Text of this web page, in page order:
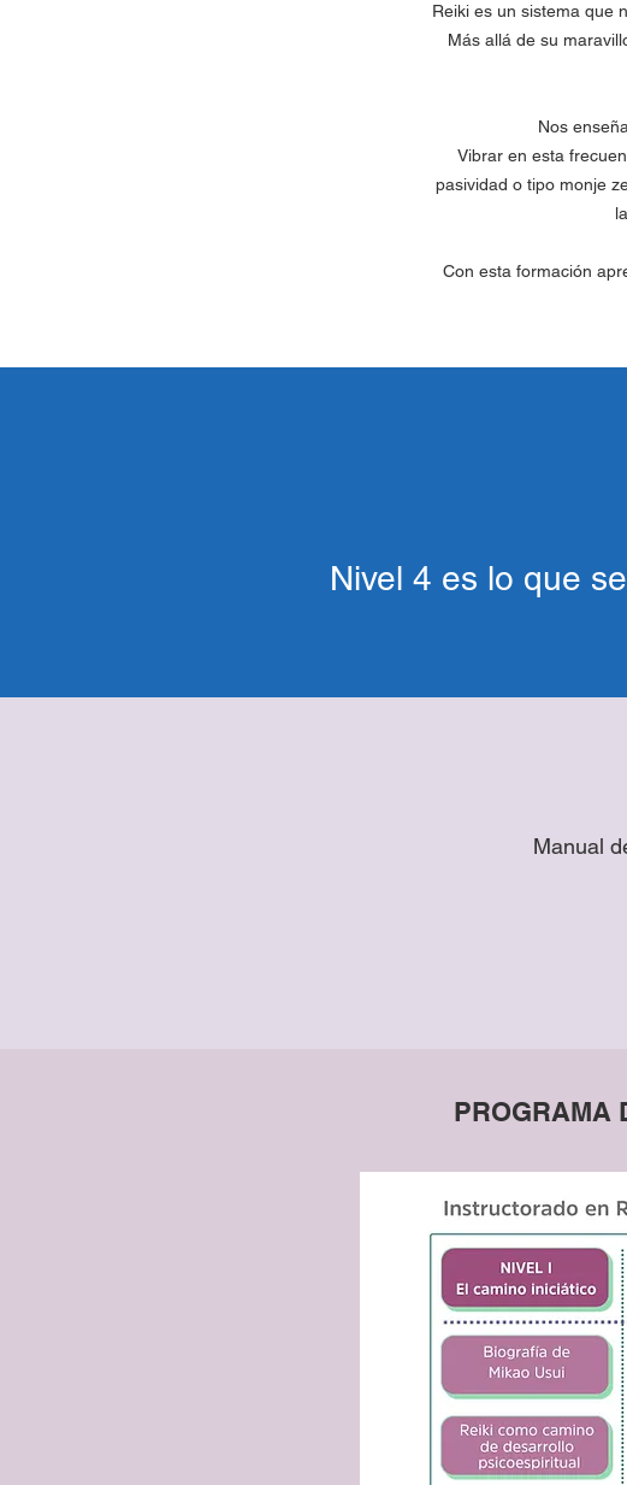
Reiki es un sistema que
Más allá de su
Nos
Vibrar en esta
pasividad o tipo monje
Con esta formación
Nivel 4 es lo que
Manual
PROGRAMA